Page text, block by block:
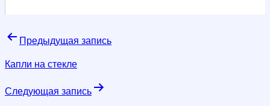
Навигация
по
Предыдущая запись
Капли на стекле
Следующая запись